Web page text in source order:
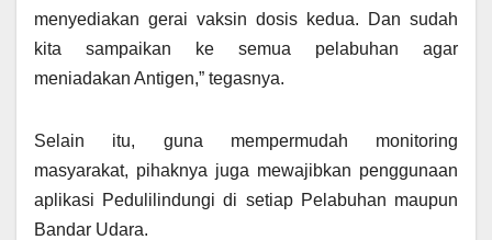
menyediakan gerai vaksin dosis kedua. Dan sudah
kita sampaikan ke semua pelabuhan agar
meniadakan Antigen,” tegasnya.
Selain itu, guna mempermudah monitoring
masyarakat, pihaknya juga mewajibkan penggunaan
aplikasi Pedulilindungi di setiap Pelabuhan maupun
Bandar Udara.